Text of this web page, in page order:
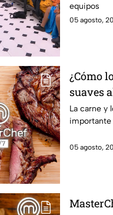
equipos
05 agosto,
¿Cómo
suaves
La carne y
05 agosto,